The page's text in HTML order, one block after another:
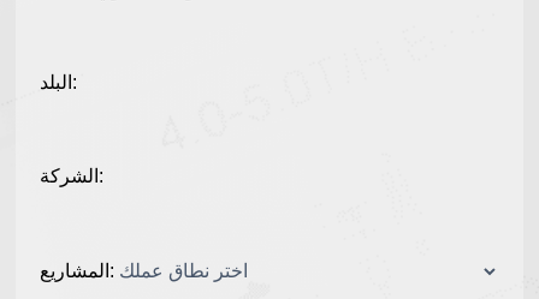
البلد:
الشركة:
المشاريع: